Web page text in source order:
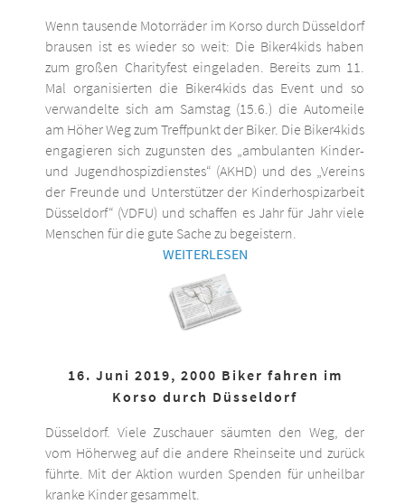
Wenn tausende Motorräder im Korso durch Düsseldorf
brausen ist es wieder so weit: Die Biker4kids haben
zum großen Charityfest eingeladen. Bereits zum 11.
Mal organisierten die Biker4kids das Event und so
verwandelte sich am Samstag (15.6.) die Automeile
am Höher Weg zum Treffpunkt der Biker. Die Biker4kids
engagieren sich zugunsten des „ambulanten Kinder-
und Jugendhospizdienstes“ (AKHD) und des „Vereins
der Freunde und Unterstützer der Kinderhospizarbeit
Düsseldorf“ (VDFU) und schaffen es Jahr für Jahr viele
Menschen für die gute Sache zu begeistern.
WEITERLESEN
16. Juni 2019, 2000 Biker fahren im
Korso durch Düsseldorf
Düsseldorf. Viele Zuschauer säumten den Weg, der
vom Höherweg auf die andere Rheinseite und zurück
führte. Mit der Aktion wurden Spenden für unheilbar
kranke Kinder gesammelt.